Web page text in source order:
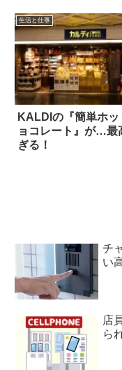
生活と仕事
KALDIの『簡単ホッ
ョコレート』が…最
ぎる！
チ
い
店
ら